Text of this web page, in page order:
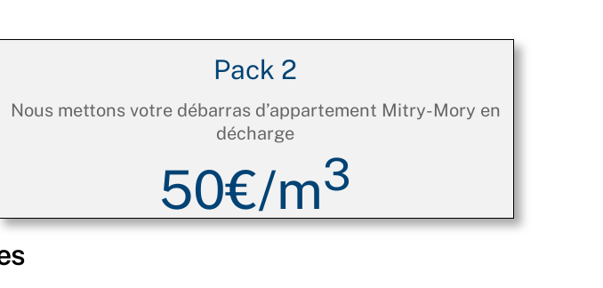
Pack 2
Nous mettons votre débarras d’appartement Mitry-Mory en
décharge
50€/m3